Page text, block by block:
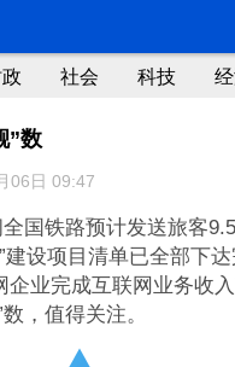
社会 科技
”数
06日 09:47
国铁路预计发送旅客
建设项目清单已全部下
企业完成互联网业务收
，值得关注。